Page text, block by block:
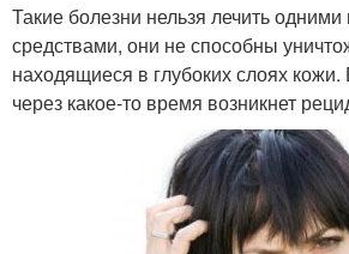
Такие болезни нельзя лечить
средствами, они не способны
находящиеся в глубоких слоях
через какое-то время возникнет